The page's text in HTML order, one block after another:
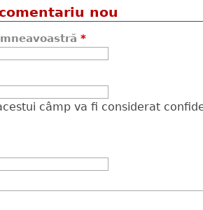
nou
*
câmp va fi considerat